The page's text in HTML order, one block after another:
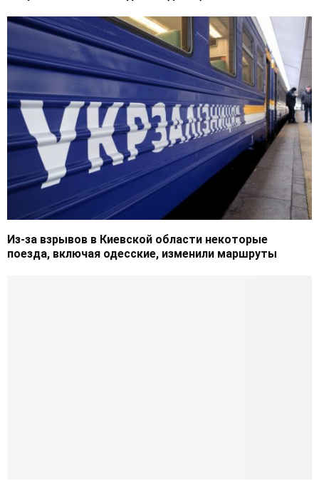
Из-за взрывов в Киевской области некоторые
поезда, включая одесские, изменили маршруты